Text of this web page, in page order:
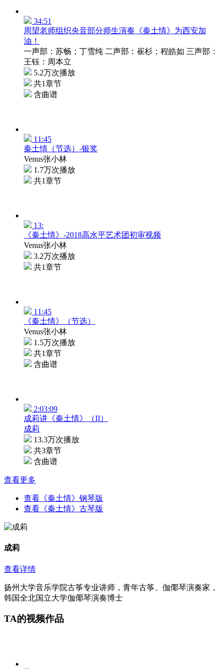
34:51
周望老师组织央音部分师生演奏《秦土情》为西安加
油！
一声部：苏畅；丁雪纯 二声部：崔杉；程皓如 三声部：
王钰：周本立
5.2万次播放
共1章节
含曲谱
11:45
秦土情（节选）-银奖
Venus张小林
1.7万次播放
共1章节
13:
《秦土情》-2018高水平艺术团初审视频
Venus张小林
3.2万次播放
共1章节
11:45
《秦土情》（节选）
Venus张小林
1.5万次播放
共1章节
含曲谱
2:03:09
成莉讲《秦土情》（II）
成莉
13.3万次播放
共3章节
含曲谱
查看更多
查看《秦土情》钢琴版
查看《秦土情》古琴版
成莉
查看详情
扬州大学音乐学院古筝专业讲师，青年古筝、伽倻琴演奏家，
韩国全北国立大学伽倻琴演奏博士
TA的视频作品